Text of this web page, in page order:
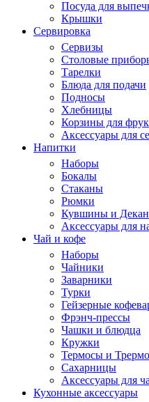
Посуда для
Крышки
Сервировка
Сервизы
Столовые
Тарелки
Блюда для подачи
Подносы
Хлебницы
Корзины для
Аксессуары для
Напитки
Наборы
Бокалы
Стаканы
Рюмки
Кувшины и
Аксессуары для
Чай и кофе
Наборы
Чайники
Заварники
Турки
Гейзерные
Фрэнч-прессы
Чашки и блюдца
Кружки
Термосы и
Сахарницы
Аксессуары для
Кухонные аксессуары